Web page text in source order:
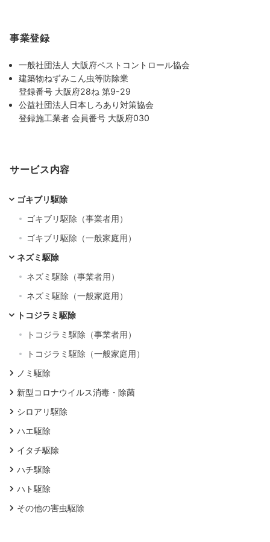
事業登録
一般社団法人 大阪府ペストコントロール協会
建築物ねずみこん虫等防除業
登録番号 大阪府28ね 第9-29
公益社団法人日本しろあり対策協会
登録施工業者 会員番号 大阪府030
サービス内容
ゴキブリ駆除
ゴキブリ駆除（事業者用）
ゴキブリ駆除（一般家庭用）
ネズミ駆除
ネズミ駆除（事業者用）
ネズミ駆除（一般家庭用）
トコジラミ駆除
トコジラミ駆除（事業者用）
トコジラミ駆除（一般家庭用）
ノミ駆除
新型コロナウイルス消毒・除菌
シロアリ駆除
ハエ駆除
イタチ駆除
ハチ駆除
ハト駆除
その他の害虫駆除